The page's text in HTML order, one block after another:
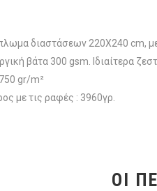
διαστάσεων 220X240 cm,
βάτα 300 gsm. Ιδιαίτερα
gr/m²
με τις ραφές : 3960γρ.
ΟΙ